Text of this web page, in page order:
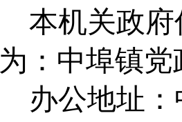
本机关政
为： 中埠镇党
办公地址：